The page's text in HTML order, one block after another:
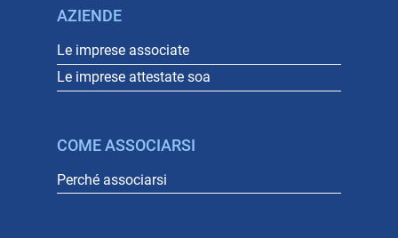
AZIENDE
Le imprese associate
Le imprese attestate soa
COME ASSOCIARSI
Perché associarsi